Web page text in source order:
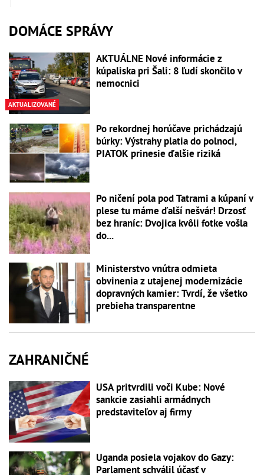
DOMÁCE SPRÁVY
AKTUALIZOVANÉ
AKTUÁLNE Nové informácie z
kúpaliska pri Šali: 8 ľudí skončilo v
nemocnici
Po rekordnej horúčave prichádzajú
búrky: Výstrahy platia do polnoci,
PIATOK prinesie ďalšie riziká
Po ničení pola pod Tatrami a kúpaní v
plese tu máme ďalší nešvár! Drzosť
bez hraníc: Dvojica kvôli fotke vošla
do...
Ministerstvo vnútra odmieta
obvinenia z utajenej modernizácie
dopravných kamier: Tvrdí, že všetko
prebieha transparentne
ZAHRANIČNÉ
USA pritvrdili voči Kube: Nové
sankcie zasiahli armádnych
predstaviteľov aj firmy
Uganda posiela vojakov do Gazy:
Parlament schválil účasť v